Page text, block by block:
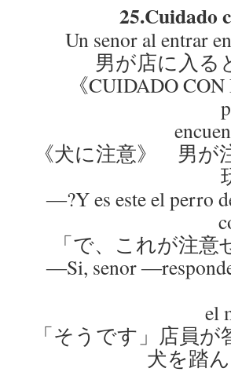
25.Cuidado
Un senor al entrar
男が店に入る
《CUIDADO
《犬に注意》 男が
―?Y es este el perro
「で、これが注
―Si, senor
el
「そうです」店員
犬を踏